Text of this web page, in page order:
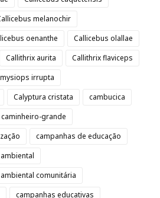
melanochir
oenanthe
Callicebus olallae
Callithrix aurita
Callithrix flaviceps
irrupta
Calyptura cristata
cambucica
caminheiro-grande
campanhas de educação
comunitária
campanhas educativas